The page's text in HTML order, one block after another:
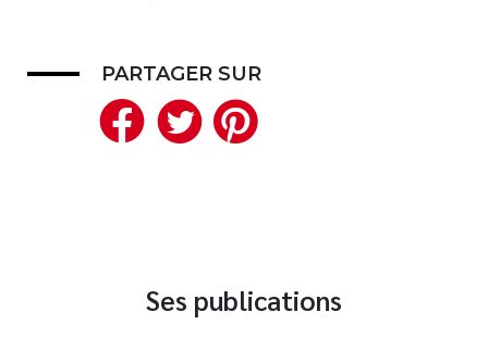
Page vedette
AUTEURS
PARTAGER SUR
Facebook
Twitter
Ses publications